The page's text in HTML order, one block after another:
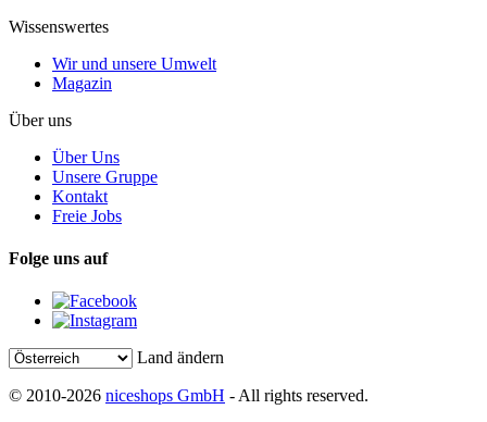
Wissenswertes
Wir und unsere Umwelt
Magazin
Über uns
Über Uns
Unsere Gruppe
Kontakt
Freie Jobs
Folge uns auf
Land ändern
© 2010-2026 niceshops GmbH - All rights reserved.